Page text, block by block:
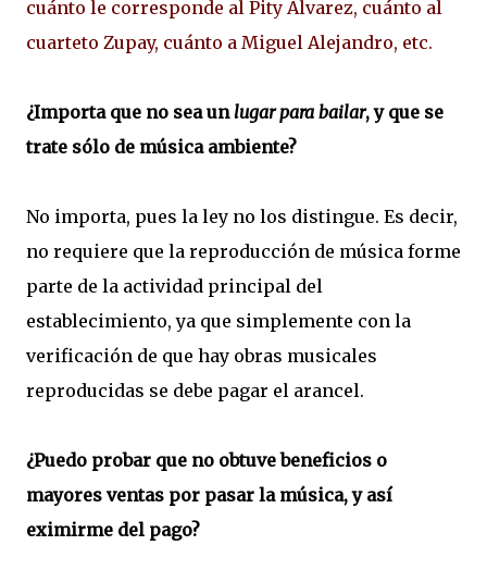
cuánto le corresponde al Pity Alvarez, cuánto al
cuarteto Zupay, cuánto a Miguel Alejandro, etc.
¿Importa que no sea unlugar para bailar, y que se
trate sólo de música ambiente?
No importa, pues la ley no los distingue. Es decir,
no requiere que la reproducción de música forme
parte de la actividad principal del
establecimiento, ya que simplemente con la
verificación de que hay obras musicales
reproducidas se debe pagar el arancel.
¿Puedo probar que no obtuve beneficios o
mayores ventas por pasar la música, y así
eximirme del pago?